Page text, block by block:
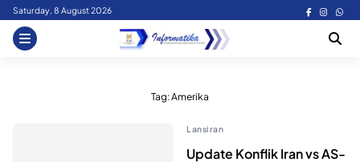
Skip
content
Saturday, 8 August 2026
Tag:Amerika
Lansiran
Update Konflik Iran vs AS-